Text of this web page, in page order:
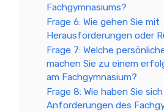
Fachgymnasiums?
Frage 6: Wie gehen Sie mit
Herausforderungen oder
Frage 7: Welche
machen Sie zu einem
am Fachgymnasium?
Frage 8: Wie haben Sie
Anforderungen des